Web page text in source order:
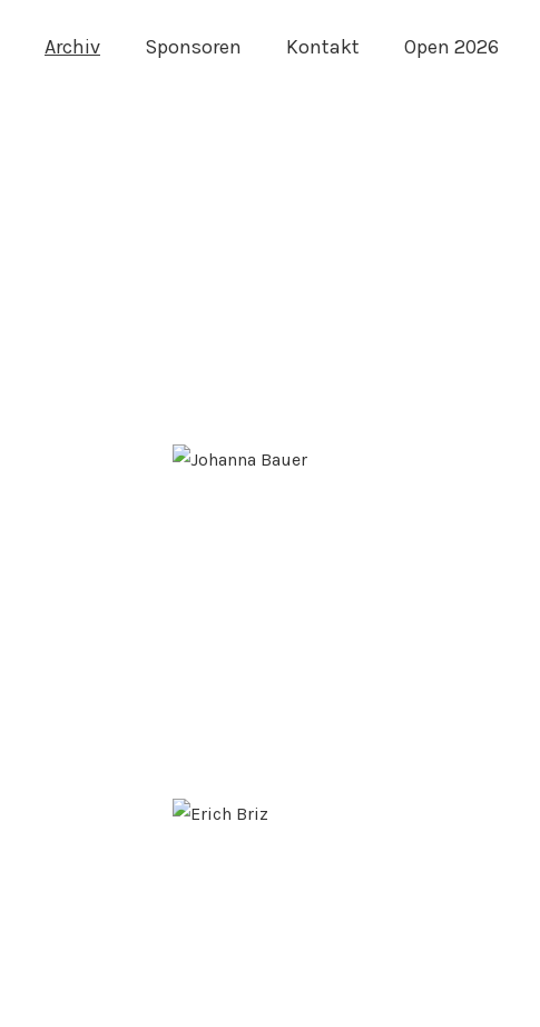
Archiv Sponsoren Kontakt Open 2026